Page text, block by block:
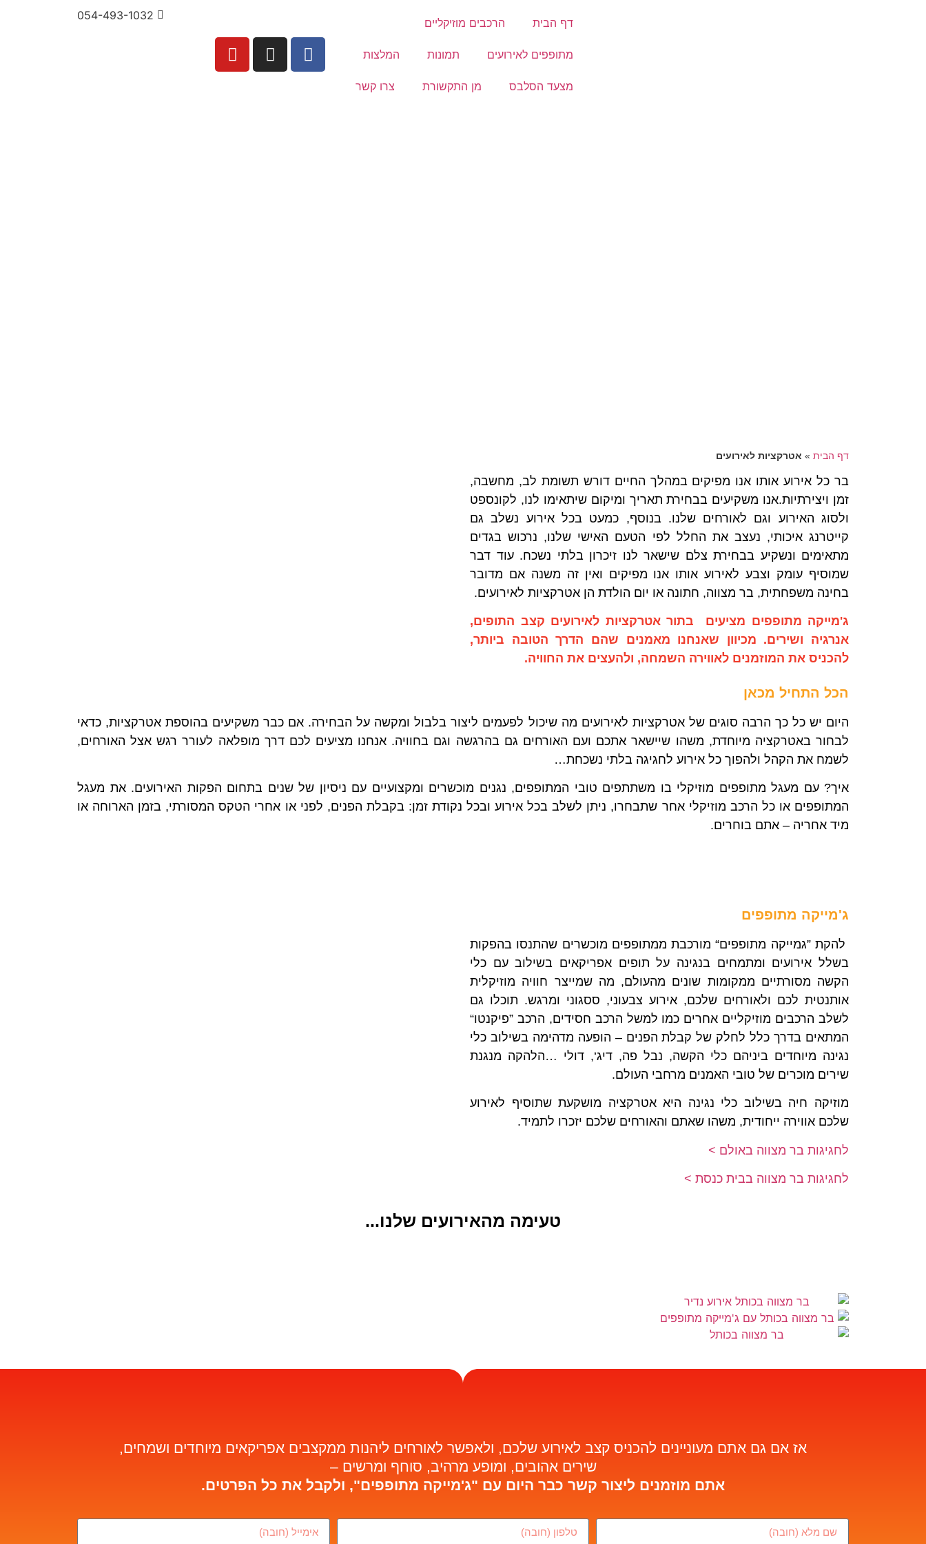
דף הבית הרכבים מוזיקליים
מתופפים לאירועים תמונות המלצות
מצעד הסלבס מן התקשורת צרו קשר
054-493-1032
דף הבית » אטרקציות לאירועים
בר כל אירוע אותו אנו מפיקים במהלך החיים דורש תשומת לב, מחשבה,
זמן ויצירתיות.אנו משקיעים בבחירת תאריך ומיקום שיתאימו לנו, לקונספט
ולסוג האירוע וגם לאורחים שלנו. בנוסף, כמעט בכל אירוע נשלב גם
קייטרנג איכותי, נעצב את החלל לפי הטעם האישי שלנו, נרכוש בגדים
מתאימים ונשקיע בבחירת צלם שישאר לנו זיכרון בלתי נשכח.עוד דבר
שמוסיף עומק וצבע לאירוע אותו אנו מפיקים ואין זה משנה אם מדובר
בחינה משפחתית, בר מצווה, חתונה או יום הולדת הן אטרקציות לאירועים.
ג'מייקה מתופפים מציעים בתור אטרקציות לאירועים קצב התופים,
אנרגיה ושירים. מכיוון שאנחנו מאמנים שהם הדרך הטובה ביותר,
להכניס את המוזמנים לאווירה השמחה, ולהעצים את החוויה.
הכל התחיל מכאן
היום יש כל כך הרבה סוגים של אטרקציות לאירועים מה שיכול לפעמים ליצור בלבול ומקשה על הבחירה. אם כבר משקיעים בהוספת אטרקציות, כדאי
לבחור באטרקציה מיוחדת, משהו שיישאר אתכם ועם האורחים גם בהרגשה וגם בחוויה. אנחנו מציעים לכם דרך מופלאה לעורר רגש אצל האורחים,
לשמח את הקהל ולהפוך כל אירוע לחגיגה בלתי נשכחת…
איך? עם מעגל מתופפים מוזיקלי בו משתתפים טובי המתופפים, נגנים מוכשרים ומקצועיים עם ניסיון של שנים בתחום הפקות האירועים. את מעגל
המתופפים או כל הרכב מוזיקלי אחר שתבחרו, ניתן לשלב בכל אירוע ובכל נקודת זמן: בקבלת הפנים, לפני או אחרי הטקס המסורתי, בזמן הארוחה או
מיד אחריה – אתם בוחרים.
ג'מייקה מתופפים
להקת ”גמייקה מתופפים“ מורכבת ממתופפים מוכשרים שהתנסו בהפקות
בשלל אירועים ומתמחים בנגינה על תופים אפריקאים בשילוב עם כלי
הקשה מסורתיים ממקומות שונים מהעולם, מה שמייצר חוויה מוזיקלית
אותנטית לכם ולאורחים שלכם, אירוע צבעוני, ססגוני ומרגש. תוכלו גם
לשלב הרכבים מוזיקליים אחרים כמו למשל הרכב חסידים, הרכב ”פיקנטו“
המתאים בדרך כלל לחלק של קבלת הפנים – הופעה מדהימה בשילוב כלי
נגינה מיוחדים ביניהם כלי הקשה, נבל פה, דיג‘, דולי …הלהקה מנגנת
שירים מוכרים של טובי האמנים מרחבי העולם.
מוזיקה חיה בשילוב כלי נגינה היא אטרקציה מושקעת שתוסיף לאירוע
שלכם אווירה ייחודית, משהו שאתם והאורחים שלכם יזכרו לתמיד.
לחגיגות בר מצווה באולם >
לחגיגות בר מצווה בבית כנסת >
טעימה מהאירועים שלנו...
אז אם גם אתם מעוניינים להכניס קצב לאירוע שלכם, ולאפשר לאורחים ליהנות ממקצבים אפריקאים מיוחדים ושמחים,
שירים אהובים, ומופע מרהיב, סוחף ומרשים –
אתם מוזמנים ליצור קשר כבר היום עם "ג'מייקה מתופפים", ולקבל את כל הפרטים.